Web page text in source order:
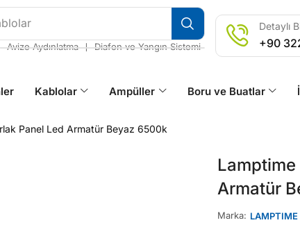
Avize Aydınlatma ❘ Diafon ve Yangın Sistemi
Detaylı
+90
Kablolar Ampüller Boru ve Buatlar
Panel Led Armatür Beyaz 6500k
Lamptime
Armatür
Marka: LAMPTIME